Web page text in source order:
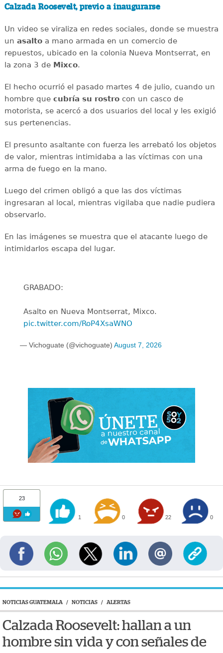
Calzada Roosevelt, previo a inaugurarse
Un video se viraliza en redes sociales, donde se muestra
un asaltoa mano armada en un comercio de
repuestos, ubicado en la colonia Nueva Montserrat, en
la zona 3 de Mixco.
El hecho ocurrió el pasado martes 4 de julio, cuando un
hombre que cubría su rostrocon un casco de
motorista, se acercó a dos usuarios del local y les exigió
sus pertenencias.
El presunto asaltante con fuerza les arrebató los objetos
de valor, mientras intimidaba a las víctimas con una
arma de fuego en la mano.
Luego del crimen obligó a que las dos víctimas
ingresaran al local, mientras vigilaba que nadie pudiera
observarlo.
En las imágenes se muestra que el atacante luego de
intimidarlos escapa del lugar.
GRABADO:
Asalto en Nueva Montserrat, Mixco.
pic.twitter.com/RoP4XsaWNO
— Vichoguate (@vichoguate) August 7, 2026
23
1 0 22 0
NOTICIAS GUATEMALA / NOTICIAS / ALERTAS
Calzada Roosevelt: hallan a un
hombre sin vida y con señales de